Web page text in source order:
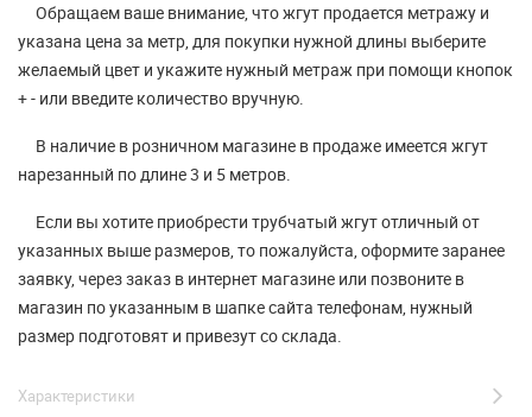
Обращаем ваше внимание, что жгут продается метражу и
указана цена за метр, для покупки нужной длины выберите
желаемый цвет и укажите нужный метраж при помощи кнопок
+ - или введите количество вручную.
В наличие в розничном магазине в продаже имеется жгут
нарезанный по длине 3 и 5 метров.
Если вы хотите приобрести трубчатый жгут отличный от
указанных выше размеров, то пожалуйста, оформите заранее
заявку, через заказ в интернет магазине или позвоните в
магазин по указанным в шапке сайта телефонам, нужный
размер подготовят и привезут со склада.
Характеристики